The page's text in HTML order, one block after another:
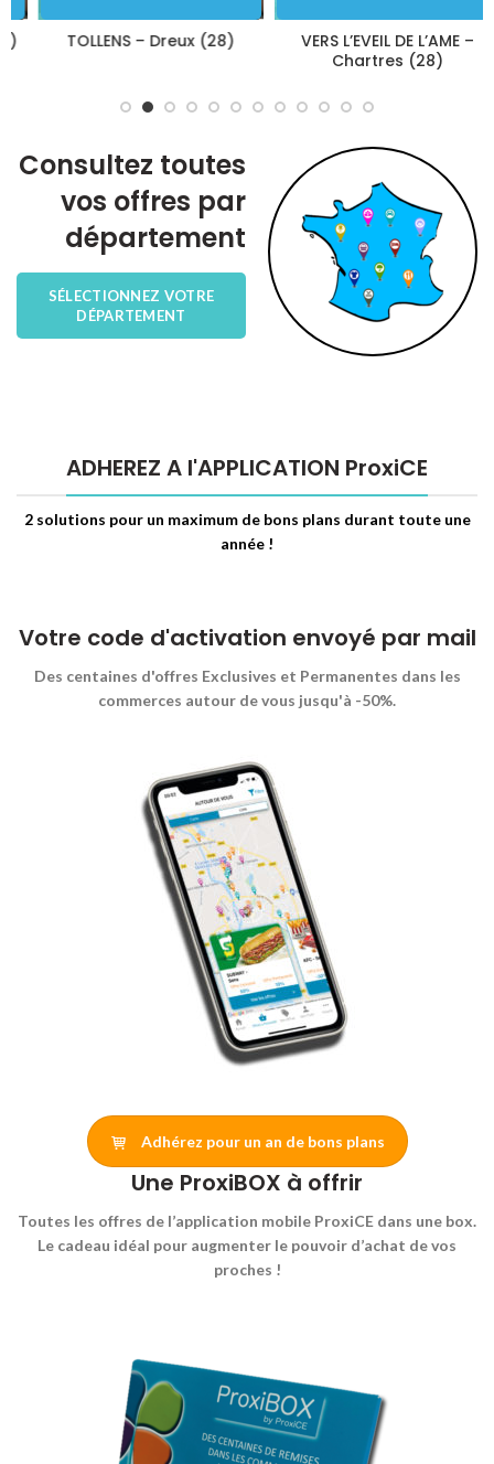
TOLLENS – Dreux (28)
VERS L’EVEIL DE L’AME –
Chartres (28)
Consultez toutes
vos offres par
département
SÉLECTIONNEZ VOTRE
DÉPARTEMENT
ADHEREZ A l'APPLICATION ProxiCE
2 solutions pour un maximum de bons plans durant toute une
année !
Votre code d'activation envoyé par mail
Des centaines d'offres Exclusives et Permanentes dans les
commerces autour de vous jusqu'à -50%.
Adhérez pour un an de bons plans
Une ProxiBOX à offrir
Toutes les offres de l’application mobile ProxiCE dans une box.
Le cadeau idéal pour augmenter le pouvoir d’achat de vos
proches !